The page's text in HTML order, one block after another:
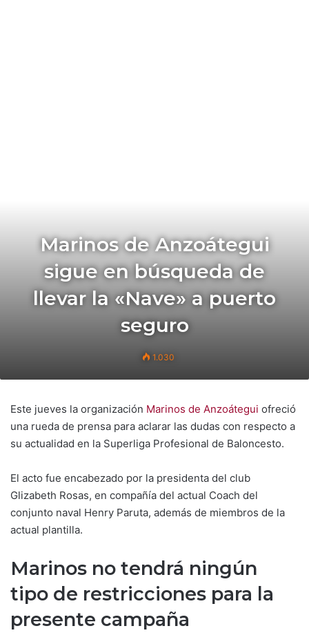
Marinos de Anzoátegui
sigue en búsqueda de
llevar la «Nave» a puerto
seguro
1.030
Este jueves la organización Marinos de Anzoátegui ofreció
una rueda de prensa para aclarar las dudas con respecto a
su actualidad en la Superliga Profesional de Baloncesto.
El acto fue encabezado por la presidenta del club
Glizabeth Rosas, en compañía del actual Coach del
conjunto naval Henry Paruta, además de miembros de la
actual plantilla.
Marinos no tendrá ningún
tipo de restricciones para la
presente campaña